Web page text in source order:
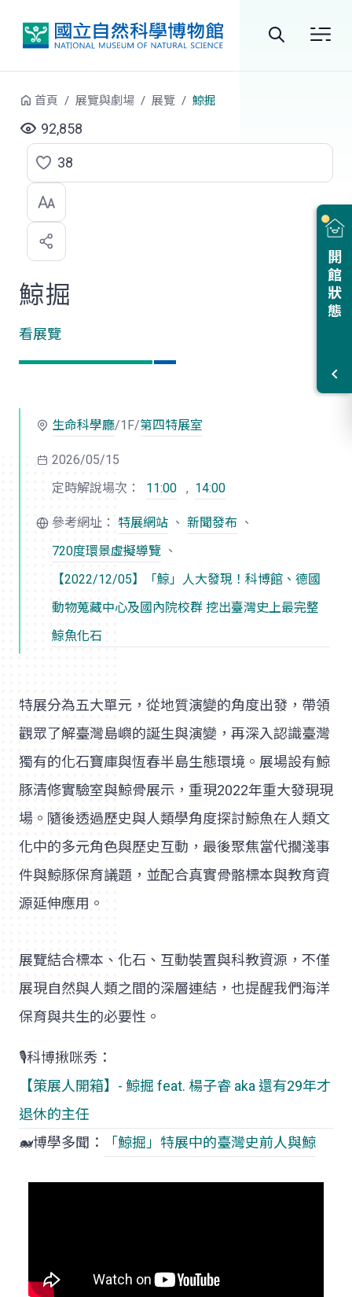
尋
開館狀態
首頁 展覽與劇場 展覽 鯨掘
92,858
點
選
喜
歡
38
鯨掘
看展覽
生命科學廳/1F/第四特展室
2026/05/15
定時解說場次：
11:00 , 14:00
參考網址： 特展網站 、 新聞發布 、
720度環景虛擬導覽 、
【2022/12/05】「鯨」人大發現！科博館、德國
動物蒐藏中心及國內院校群 挖出臺灣史上最完整
鯨魚化石
特展分為五大單元，從地質演變的角度出發，帶領
觀眾了解臺灣島嶼的誕生與演變，再深入認識臺灣
獨有的化石寶庫與恆春半島生態環境。展場設有鯨
豚清修實驗室與鯨骨展示，重現2022年重大發現現
場。隨後透過歷史與人類學角度探討鯨魚在人類文
化中的多元角色與歷史互動，最後聚焦當代擱淺事
件與鯨豚保育議題，並配合真實骨骼標本與教育資
源延伸應用。
展覽結合標本、化石、互動裝置與科教資源，不僅
展現自然與人類之間的深層連結，也提醒我們海洋
保育與共生的必要性。
🎙️科博揪咪秀：
【策展人開箱】- 鯨掘 feat. 楊子睿 aka 還有29年才
退休的主任
🐋博學多聞：
「鯨掘」特展中的臺灣史前人與鯨